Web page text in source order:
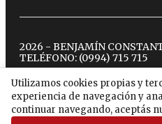
Utilizamos cookies propias y
experiencia de navegación y
continuar navegando, aceptás
2026 - BENJAMÍN
TELÉFONO: (0994) 715 715
twitterinstagram
facebook